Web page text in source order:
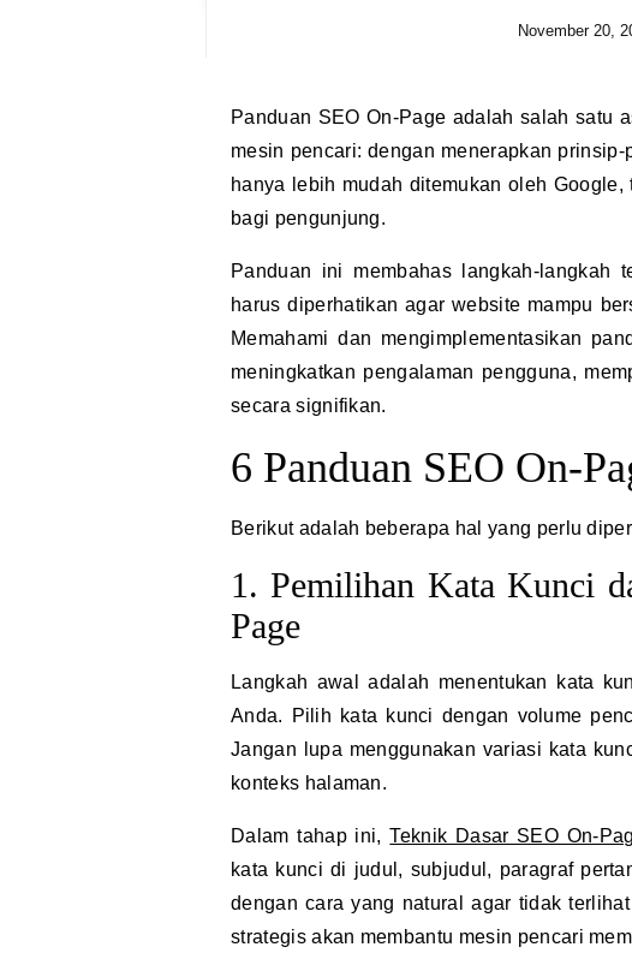
November 20,
Panduan SEO On-Page adalah salah satu aspek paling krusial dalam strategi optimasi
mesin pencari: dengan menerapkan
hanya lebih mudah ditemukan oleh
bagi pengunjung.
Panduan ini membahas langkah-langkah
harus diperhatikan agar website mampu
Memahami dan mengimplementasikan
meningkatkan pengalaman pengguna,
secara signifikan.
6 Panduan SEO On-
Berikut adalah beberapa hal yang perlu
1. Pemilihan Kata Kunci
Page
Langkah awal adalah menentukan kata
Anda. Pilih kata kunci dengan volume
Jangan lupa menggunakan variasi kata
konteks halaman.
Dalam tahap ini,Teknik Dasar SEO On-
kata kunci di judul, subjudul, paragraf
dengan cara yang natural agar tidak
strategis akan membantu mesin pencari